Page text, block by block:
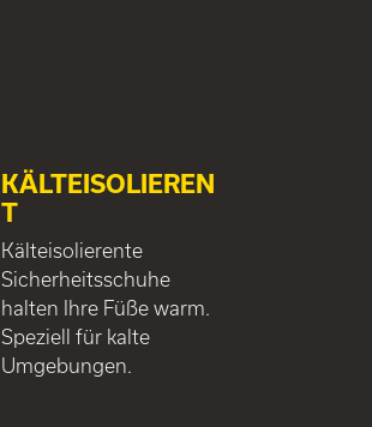
KÄLTEISOLIEREN
T
Kälteisolierente
Sicherheitsschuhe
halten Ihre Füße warm.
Speziell für kalte
Umgebungen.